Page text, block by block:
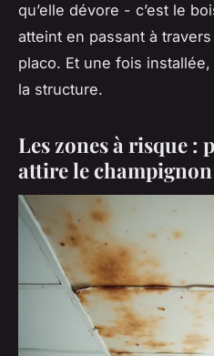
qu’elle dévore - c’est le
atteint en passant à
placo. Et une fois
la structure.
Les zones à risque :
attire le